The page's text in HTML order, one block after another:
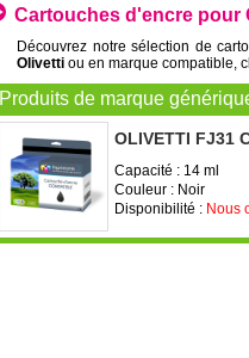
Cartouches d'encre pour
Découvrez notre sélection de
Olivetti ou en marque compatible,
Produits de marque
OLIVETTI FJ31
Capacité : 14 ml
Couleur : Noir
Disponibilité : Nous